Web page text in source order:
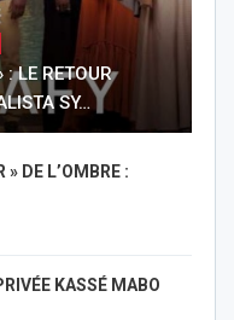
: LE RETOUR
SY…
» DE L’OMBRE :
KASSÉ MABO